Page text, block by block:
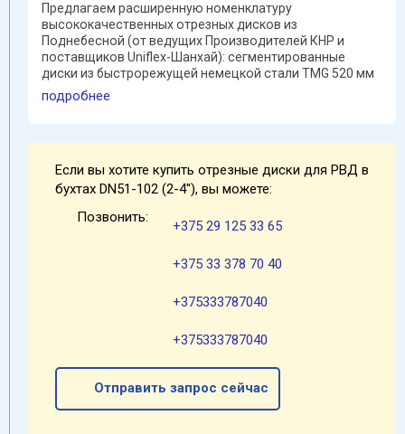
Предлагаем расширенную номенклатуру
высококачественных отрезных дисков из
Поднебесной (от ведущих Производителей КНР и
поставщиков Uniflex-Шанхай): сегментированные
диски из быстрорежущей немецкой стали TMG 520 мм
(с "насечками" ) обеспечивают ...
подробнее
Если вы хотите купить отрезные диски для РВД в
бухтах DN51-102 (2-4''), вы можете:
Позвонить:
+375 29 125 33 65
+375 33 378 70 40
+375333787040
+375333787040
Отправить запрос сейчас